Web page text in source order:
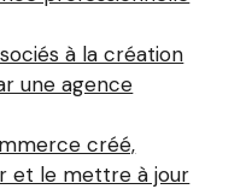
à la création
une agence
créé,
et le mettre à jour